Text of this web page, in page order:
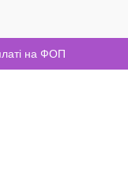
на ФОП